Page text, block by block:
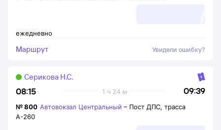
ежедневно
Маршрут Увидели ошибку?
08:15 09:39
1 ч 24 м
Серикова Н.С.
№800 Автовокзал Центральный – Пост ДПС, трасса
А-260